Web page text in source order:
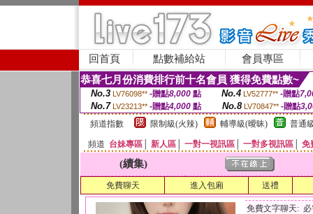
回首頁 點數補給站 會員專區
恭喜七月份消費排行前十名會員 獲得免費點數~
No.3 LV76098** -贈點8,000點 No.4 LV52777** -贈點
No.7 LV23213** -贈點4,000 點 No.8 LV70847** -贈點
頻道指數
限制級(火辣) 輔導級(曖昧) 普通
頻道 台妹專區 新人區 一對一視訊區 一對多視訊區 免
(續集)
免費聊天 進入包廂 送禮
免費文字聊天: